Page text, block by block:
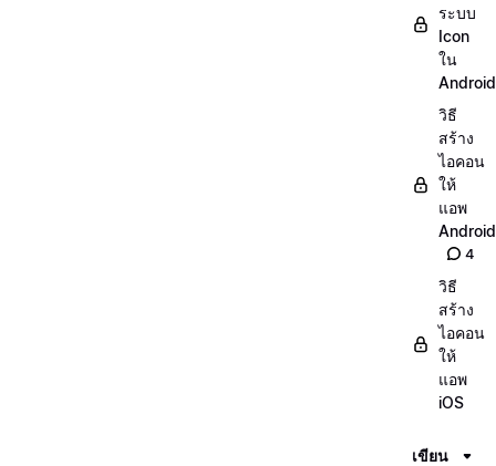
ระบบ
Icon
ใน
Android
วิธี
สร้าง
ไอคอน
ให้
แอพ
Android
4
วิธี
สร้าง
ไอคอน
ให้
แอพ
iOS
เขียน